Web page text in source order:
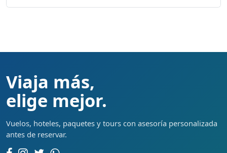
Viaja más,
elige mejor.
Vuelos, hoteles, paquetes y tours con asesoría personalizada
antes de reservar.